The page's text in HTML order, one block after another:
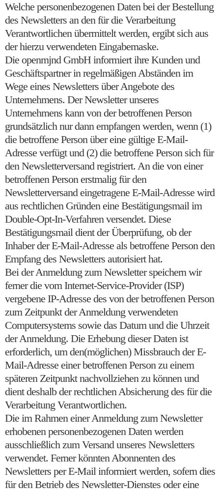
Welche personenbezogenen Daten bei der Bestellung
des Newsletters an den für die Verarbeitung
Verantwortlichen übermittelt werden, ergibt sich aus
der hierzu verwendeten Eingabemaske.
Die openmjnd GmbH informiert ihre Kunden und
Geschäftspartner in regelmäßigen Abständen im
Wege eines Newsletters über Angebote des
Unternehmens. Der Newsletter unseres
Unternehmens kann von der betroffenen Person
grundsätzlich nur dann empfangen werden, wenn (1)
die betroffene Person über eine gültige E-Mail-
Adresse verfügt und (2) die betroffene Person sich für
den Newsletterversand registriert. An die von einer
betroffenen Person erstmalig für den
Newsletterversand eingetragene E-Mail-Adresse wird
aus rechtlichen Gründen eine Bestätigungsmail im
Double-Opt-In-Verfahren versendet. Diese
Bestätigungsmail dient der Überprüfung, ob der
Inhaber der E-Mail-Adresse als betroffene Person den
Empfang des Newsletters autorisiert hat.
Bei der Anmeldung zum Newsletter speichern wir
ferner die vom Internet-Service-Provider (ISP)
vergebene IP-Adresse des von der betroffenen Person
zum Zeitpunkt der Anmeldung verwendeten
Computersystems sowie das Datum und die Uhrzeit
der Anmeldung. Die Erhebung dieser Daten ist
erforderlich, um den(möglichen) Missbrauch der E-
Mail-Adresse einer betroffenen Person zu einem
späteren Zeitpunkt nachvollziehen zu können und
dient deshalb der rechtlichen Absicherung des für die
Verarbeitung Verantwortlichen.
Die im Rahmen einer Anmeldung zum Newsletter
erhobenen personenbezogenen Daten werden
ausschließlich zum Versand unseres Newsletters
verwendet. Ferner könnten Abonnenten des
Newsletters per E-Mail informiert werden, sofern dies
für den Betrieb des Newsletter-Dienstes oder eine